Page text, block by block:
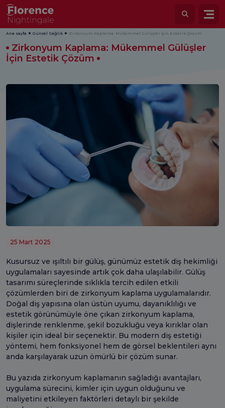
Ana sayfa Güncel Sağlık Zirkonyum Kaplama: Mükemmel Gülüşler İçin Estetik Çözüm
Zirkonyum Kaplama: Mükemmel Gülüşler
İçin Estetik Çözüm
25 Mart 2025
Kusursuz ve ışıltılı bir gülüş, günümüz estetik diş hekimliği
uygulamaları sayesinde artık çok daha ulaşılabilir. Gülüş
tasarımı süreçlerinde sıklıkla tercih edilen etkili
çözümlerden biri de zirkonyum kaplama uygulamalarıdır.
Doğal diş yapısına olan üstün uyumu, dayanıklılığı ve
estetik görünümüyle öne çıkan zirkonyum kaplama,
dişlerinde renklenme, şekil bozukluğu veya kırıklar olan
kişiler için ideal bir seçenektir. Bu modern diş estetiği
yöntemi, hem fonksiyonel hem de görsel beklentileri aynı
anda karşılayarak uzun ömürlü bir çözüm sunar.
Bu yazıda zirkonyum kaplamanın sağladığı avantajları,
uygulama sürecini, kimler için uygun olduğunu ve
maliyetini etkileyen faktörleri detaylı bir şekilde